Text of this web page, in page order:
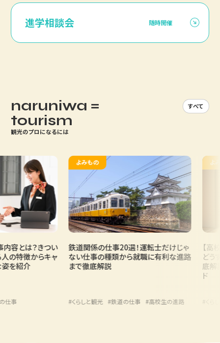
進学相談会 随時開催
naruniwa =
tourism
観光のプロになるには
すべて
とは？きつい
特徴からキャ
紹介
よみもの
鉄道関係の仕事20選！運転士だけじゃ
ない仕事の種類から就職に有利な進路
まで徹底解説
#くらしと観光 #鉄道の仕事 #高校生の進路
よみも
【高校
どうす
底解説
#くらしと